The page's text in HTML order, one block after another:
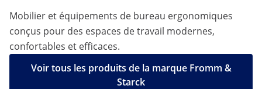
Mobilier et équipements de bureau ergonomiques
conçus pour des espaces de travail modernes,
confortables et efficaces.
Voir tous les produits de la marque Fromm &
Starck